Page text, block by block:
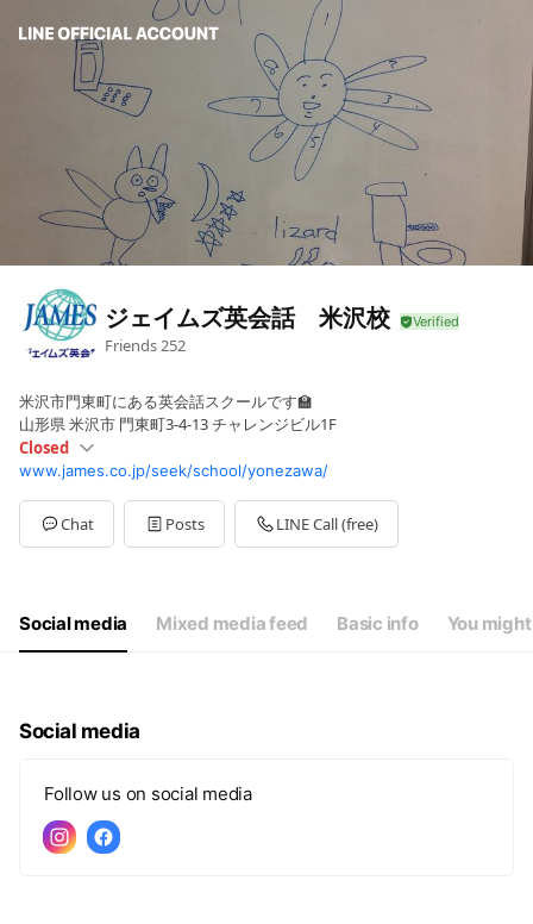
ジェイムズ英会話 米沢校
Friends252
米沢市門東町にある英会話スクールです🏫
山形県 米沢市 門東町3-4-13 チャレンジビル1F
Closed
SunClosed
MonClosed
Tue12:00 - 21:00
Wed12:00 - 21:00
10:00 - 19:00
祝日はお休みです。
www.james.co.jp/seek/school/yonezawa/
Chat Posts LINE Call (free)
Social media Mixed media feed Basic info You
Social media
Follow us on social media